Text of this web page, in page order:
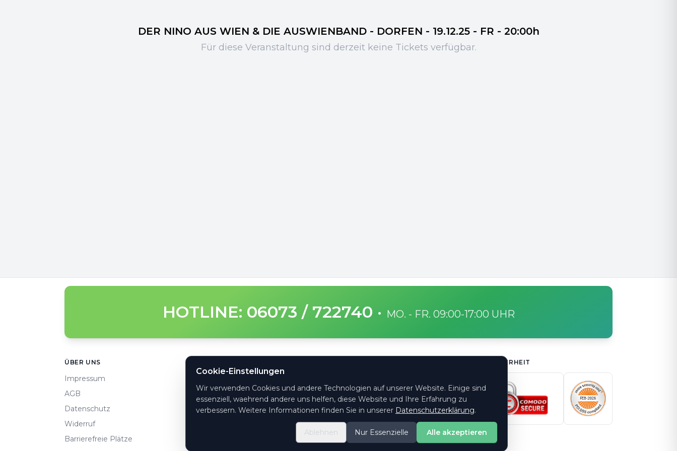
DER NINO AUS WIEN & DIE AUSWIENBAND - DORFEN - 19.12.25 - FR - 20:00h
Für diese Veranstaltung sind derzeit keine Tickets verfügbar.
HOTLINE: 06073 / 722740 · MO. - FR. 09:00-17:00 UHR
ÜBER UNS
Impressum
AGB
Datenschutz
Widerruf
Barrierefreie Plätze
So geht es
Kontaktformular
SICHERHEIT
Cookie-Einstellungen
Wir verwenden Cookies und andere Technologien auf unserer Website. Einige sind
essenziell, waehrend andere uns helfen, diese Website und Ihre Erfahrung zu
verbessern. Weitere Informationen finden Sie in unserer Datenschutzerklärung.
Ablehnen Nur Essenzielle Alle akzeptieren